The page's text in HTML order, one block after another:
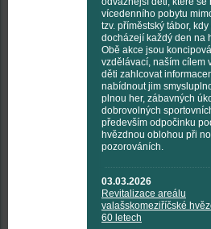
vícedenního pobytu
tzv. příměstský tábor, kdy
docházejí každý den na
Obě akce jsou
vzdělávací, naším cílem
děti zahlcovat
nabídnout jim
plnou her, zábavných
dobrovolných
především odpočinku
hvězdnou oblohou při
pozorováních.
03.03.2026
Revitalizace areálu
valašskomeziříčské
60 letech